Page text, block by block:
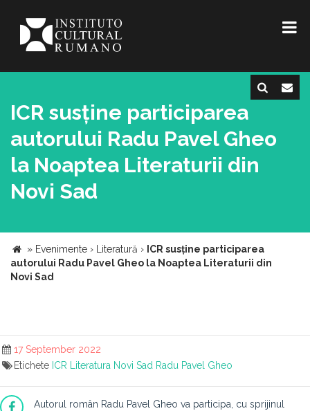
ICR susține participarea
autorului Radu Pavel Gheo
la Noaptea Literaturii din
Novi Sad
» Evenimente › Literatură › ICR susține participarea
autorului Radu Pavel Gheo la Noaptea Literaturii din
Novi Sad
17 September 2022
Etichete ICR Literatura Novi Sad Radu Pavel Gheo
Autorul român Radu Pavel Gheo va participa, cu sprijinul